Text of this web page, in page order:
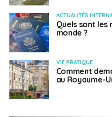
ACTUALITÉS
Quels sont les
monde ?
VIE PRATIQUE
Comment
au Royaume-